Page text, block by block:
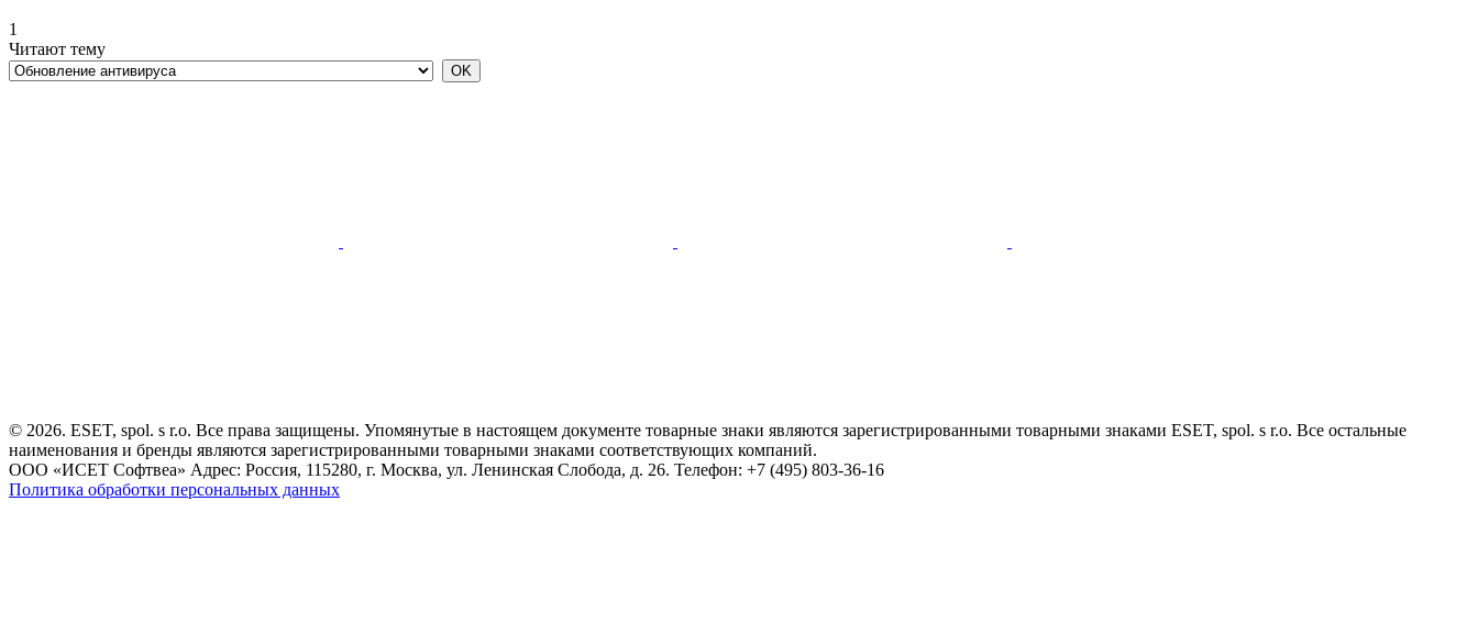
1
Читают тему
© 2026. ESET, spol. s r.o. Все права защищены. Упомянутые в настоящем документе товарные знаки являются зарегистрированными товарными знаками ESET, spol. s r.o. Все остальные
наименования и бренды являются зарегистрированными товарными знаками соответствующих компаний.
ООО «ИСЕТ Софтвеа» Адрес: Россия, 115280, г. Москва, ул. Ленинская Слобода, д. 26. Телефон: +7 (495) 803-36-16
Политика обработки персональных данных